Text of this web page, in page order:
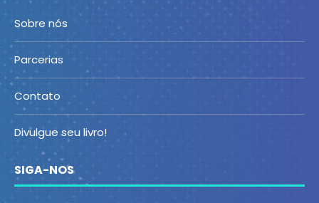
Sobre nós
Parcerias
Contato
Divulgue seu livro!
SIGA-NOS